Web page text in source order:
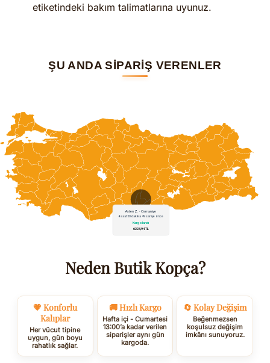
etiketindeki bakım talimatlarına uyunuz.
ŞU ANDA SİPARİŞ VERENLER
Neden Butik Kopça?
💗 Konforlu
Kalıplar
Her vücut tipine
uygun, gün boyu
rahatlık sağlar.
🚚 Hızlı Kargo
Hafta içi - Cumartesi
13:00’a kadar verilen
siparişler aynı gün
kargoda.
🔄 Kolay Değişim
Beğenmezsen
koşulsuz değişim
imkânı sunuyoruz.